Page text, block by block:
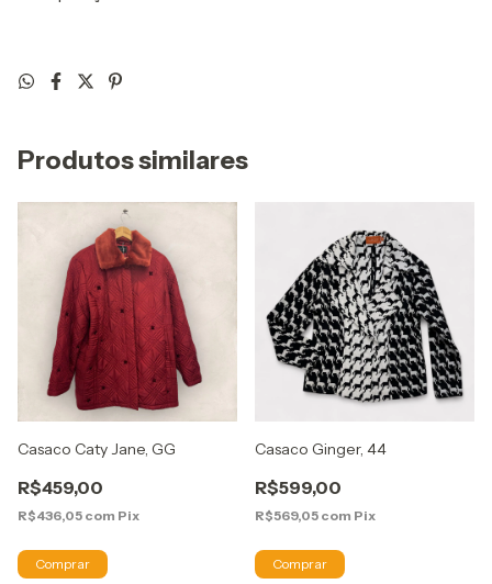
Produtos similares
Casaco Caty Jane, GG
R$459,00
R$436,05 com Pix
Casaco Ginger, 44
R$599,00
R$569,05 com Pix